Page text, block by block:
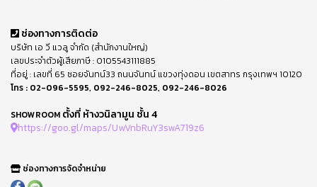
ช่องทางการติดต่อ
บริษัท เอ วี แวลู จำกัด (สำนักงานใหญ่)
เลขประจำตัวผู้เสียภาษี : 0105543111885
ที่อยู่ : เลขที่ 65 ซอยจันทน์33 ถนนจันทน์ แขวงทุ่งดอน เขตสาทร กรุงเทพฯ 10120
โทร : 02-096-5595, 092-246-8025, 092-246-8026
SHOWROOM ตั้งที่ ห้างวนิลามูน ชั้น 4
https://goo.gl/maps/UwVnbRuY3swA719z6
ช่องทางการจัดจำหน่าย